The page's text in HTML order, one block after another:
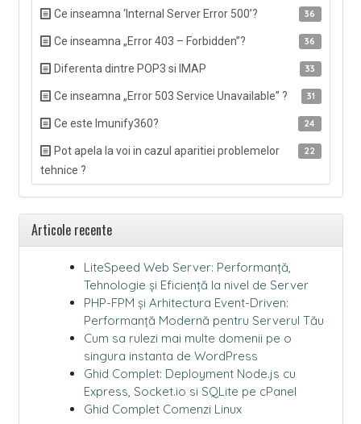
36
Ce inseamna ‘Internal Server Error 500’?
36
Ce inseamna „Error 403 – Forbidden”?
33
Diferenta dintre POP3 si IMAP
31
Ce inseamna „Error 503 Service Unavailable” ?
24
Ce este Imunify360?
22
Pot apela la voi in cazul aparitiei problemelor
tehnice ?
Articole recente
LiteSpeed Web Server: Performanță,
Tehnologie și Eficiență la nivel de Server
PHP-FPM și Arhitectura Event-Driven:
Performanță Modernă pentru Serverul Tău
Cum sa rulezi mai multe domenii pe o
singura instanta de WordPress
Ghid Complet: Deployment Node.js cu
Express, Socket.io si SQLite pe cPanel
Ghid Complet Comenzi Linux